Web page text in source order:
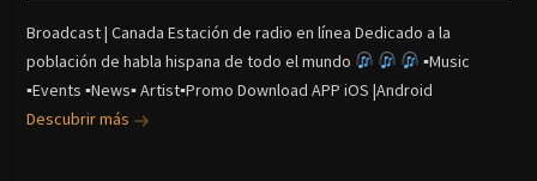
Broadcast | Canada Estación de radio en línea Dedicado a la
población de habla hispana de todo el mundo
▪Music
▪Events ▪News▪ Artist▪Promo Download APP iOS |Android
Descubrir más